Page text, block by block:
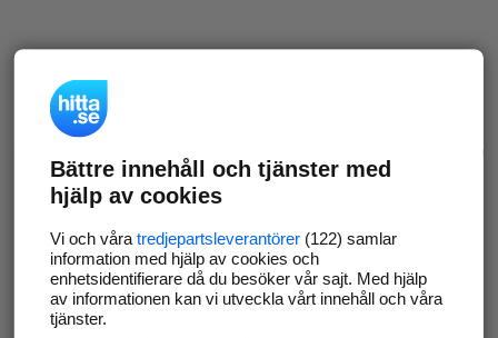
Bättre innehåll och tjänster med
hjälp av cookies
Vi och våra tredjepartsleverantörer(122) samlar
information med hjälp av cookies och
enhetsidentifierare då du besöker vår sajt. Med hjälp
av informationen kan vi utveckla vårt innehåll och våra
tjänster.